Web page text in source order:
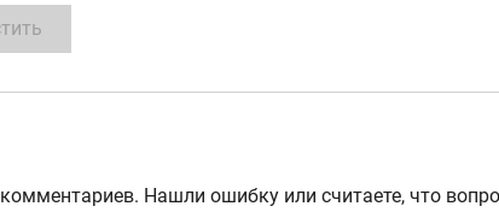
Нашли ошибку или считаете, что